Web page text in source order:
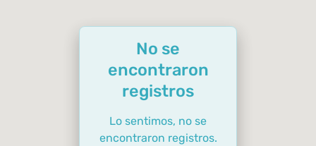
No se
encontraron
registros
Lo sentimos, no se
encontraron registros.